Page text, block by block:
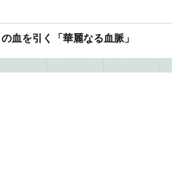
血を引く「華麗なる血脈」